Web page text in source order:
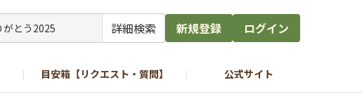
詳細検索 新規登録 ログイン
目安箱【リクエスト・質問】 公式サイト